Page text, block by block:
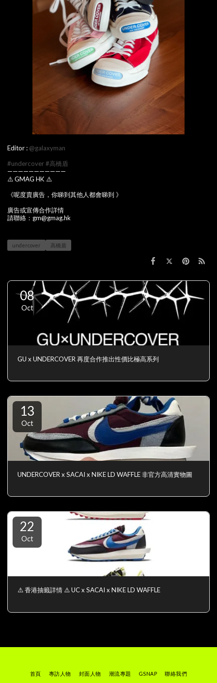
Editor : @galaxyman
#undercover#高橋盾
———————————
⚠️ GMAG HK ⚠️
《呢度賣廣告，你睇到其他人都會睇到 》
廣告或宣傳合作詳情
請聯絡：gm@gmag.hk
undercover 高橋盾
08
Oct
GU x UNDERCOVER 再度合作推出性價比極高系列
13
Oct
UNDERCOVER x SACAI x NIKE LD WAFFLE 非官方高清實物圖
22
Oct
⚠️ 香港抽籤詳情 ⚠️ UC x SACAI x NIKE LD WAFFLE
首頁 專訪人物 封面人物 潮流專題 GSNAP 聯絡我們